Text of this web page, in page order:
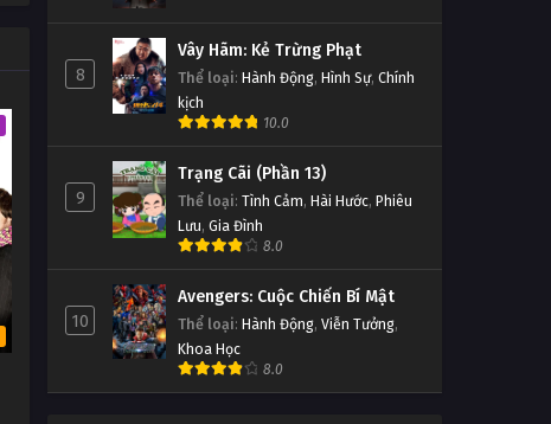
8
Vây Hãm: Kẻ Trừng Phạt
Thể loại: Hành Động, Hình Sự, Chính
kịch
10.0
9
Trạng Cãi (Phần 13)
Thể loại: Tình Cảm, Hài Hước, Phiêu
Lưu, Gia Đình
8.0
10
Avengers: Cuộc Chiến Bí Mật
Thể loại: Hành Động, Viễn Tưởng,
Khoa Học
8.0